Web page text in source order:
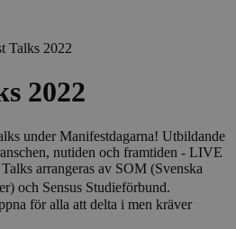
Talks 2022
2022
under Manifestdagarna! Utbildande
nutiden och framtiden - LIVE
arrangeras av SOM (Svenska
och Sensus Studieförbund.
för alla att delta i men kräver